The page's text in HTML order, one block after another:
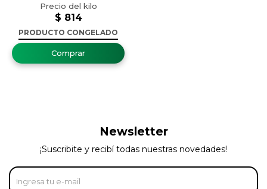
$ 814
PRODUCTO CONGELADO
Newsletter
¡Suscribite y recibí todas nuestras novedades!